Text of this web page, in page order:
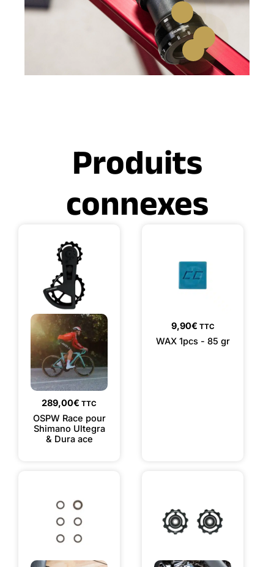
Produits
connexes
289,00€ TTC
OSPW Race pour
Shimano Ultegra
& Dura ace
9,90€ TTC
WAX 1pcs - 85 gr